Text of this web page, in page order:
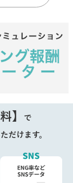
】 で
だけます。